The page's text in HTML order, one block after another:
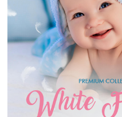
رجاء اختر